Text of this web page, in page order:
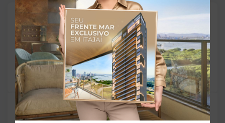
Gostou do imóvel?
Salve ele nos seus favoritos ou então compartilhe
com alguém no WhatsApp:
Compartilhar
TORQUATO - Corretor de Imóveis